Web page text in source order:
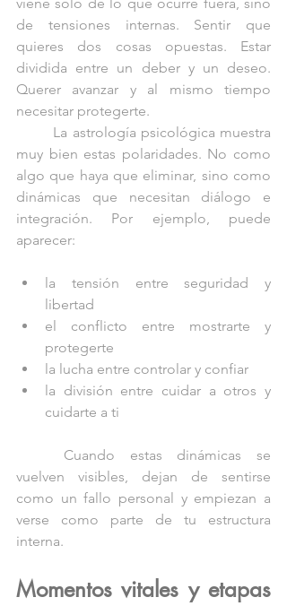
de tensiones internas. Sentir que
quieres dos cosas opuestas. Estar
dividida entre un deber y un deseo.
Querer avanzar y al mismo tiempo
necesitar protegerte.
muy bien estas polaridades. No como
algo que haya que eliminar, sino como
dinámicas que necesitan diálogo e
integración. Por ejemplo, puede
aparecer:
la tensión entre seguridad y
libertad
el conflicto entre mostrarte y
protegerte
la lucha entre controlar y confiar
la división entre cuidar a otros y
cuidarte a ti
vuelven visibles, dejan de sentirse
como un fallo personal y empiezan a
verse como parte de tu estructura
interna.
Momentos vitales y etapas